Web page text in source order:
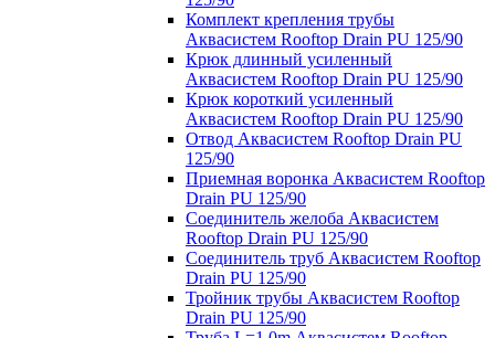
Комплект крепления трубы
Аквасистем Rooftop Drain PU 125/90
Крюк длинный усиленный
Аквасистем Rooftop Drain PU 125/90
Крюк короткий усиленный
Аквасистем Rooftop Drain PU 125/90
Отвод Аквасистем Rooftop Drain PU
125/90
Приемная воронка Аквасистем Rooftop
Drain PU 125/90
Соединитель желоба Аквасистем
Rooftop Drain PU 125/90
Соединитель труб Аквасистем Rooftop
Drain PU 125/90
Тройник трубы Аквасистем Rooftop
Drain PU 125/90